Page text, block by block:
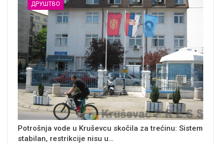
ДРУШТВО
Potrošnja vode u Kruševcu skočila za trećinu: Sistem
stabilan, restrikcije nisu u…